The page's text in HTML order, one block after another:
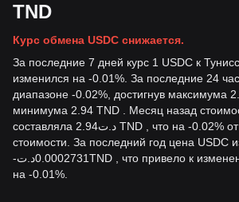
TND
Курс обмена USDC снижается.
За последние 7 дней курс 1 USDC к
изменился на -0.01%. За последние 24
диапазоне -0.02%, достигнув максимума
минимума 2.94 TND . Месяц назад
составляла د.ت2.94 TND , что на -0.02% от его текущей
стоимости. За последний год цена USDC
-د.ت0.0002731TND , что привело к
на -0.01%.